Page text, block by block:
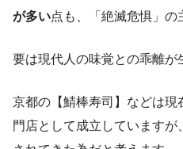
が多い点も、「絶滅危惧」の
要は現代人の味覚との乖離が
京都の【鯖棒寿司】などは
門店として成立しています